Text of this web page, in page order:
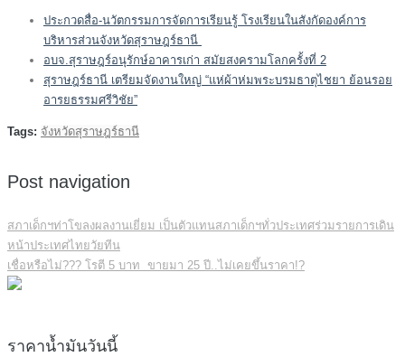
ประกวดสื่อ-นวัตกรรมการจัดการเรียนรู้ โรงเรียนในสังกัดองค์การ
บริหารส่วนจังหวัดสุราษฎร์ธานี
อบจ.สุราษฎร์อนุรักษ์อาคารเก่า สมัยสงครามโลกครั้งที่ 2
สุราษฎร์ธานี เตรียมจัดงานใหญ่ “แห่ผ้าห่มพระบรมธาตุไชยา ย้อนรอย
อารยธรรมศรีวิชัย”
Tags: จังหวัดสุราษฎร์ธานี
Post navigation
สภาเด็กฯท่าโขลงผลงานเยี่ยม เป็นตัวแทนสภาเด็กฯทั่วประเทศร่วมรายการเดิน
หน้าประเทศไทยวัยทีน
เชื่อหรือไม่??? โรตี 5 บาท ขายมา 25 ปี..ไม่เคยขึ้นราคา!?
ราคาน้ำมันวันนี้